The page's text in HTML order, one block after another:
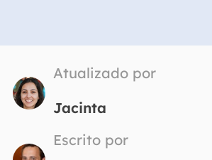
Atualizado por
Jacinta
Escrito por